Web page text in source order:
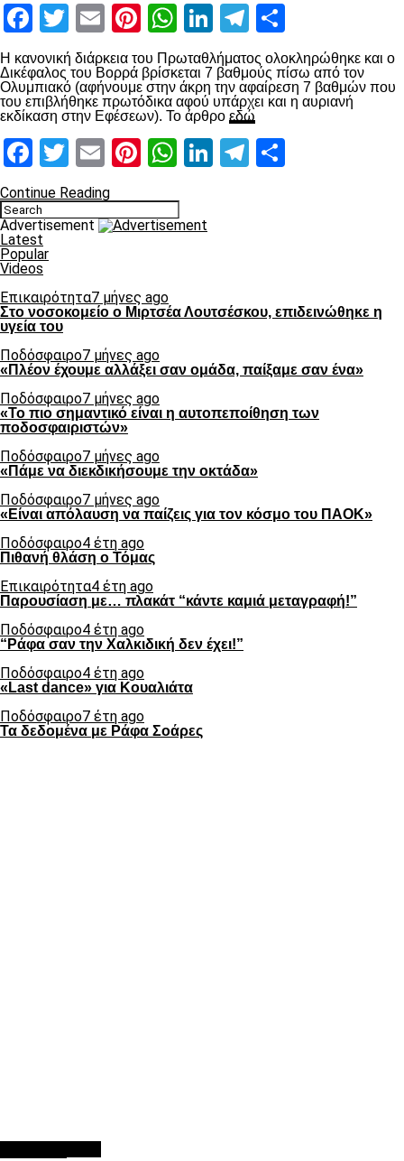
Facebook
Twitter
EmailPinterest
WhatsApp
LinkedIn
Telegram
Η κανονική διάρκεια του Πρωταθλήματος ολοκληρώθηκε και ο
Δικέφαλος του Βορρά βρίσκεται 7 βαθμούς πίσω από τον
Ολυμπιακό (αφήνουμε στην άκρη την αφαίρεση 7 βαθμών που
του επιβλήθηκε πρωτόδικα αφού υπάρχει και η αυριανή
εκδίκαση στην Εφέσεων). Το άρθρο εδώ
Facebook
Twitter
EmailPinterest
WhatsApp
LinkedIn
Telegram
Continue Reading
Advertisement
Latest
Popular
Videos
Επικαιρότητα7 μήνες ago
Στο νοσοκομείο ο Μιρτσέα Λουτσέσκου, επιδεινώθηκε η
υγεία του
Ποδόσφαιρο7 μήνες ago
«Πλέον έχουμε αλλάξει σαν ομάδα, παίξαμε σαν ένα»
Ποδόσφαιρο7 μήνες ago
«Το πιο σημαντικό είναι η αυτοπεποίθηση των
ποδοσφαιριστών»
Ποδόσφαιρο7 μήνες ago
«Πάμε να διεκδικήσουμε την οκτάδα»
Ποδόσφαιρο7 μήνες ago
«Είναι απόλαυση να παίζεις για τον κόσμο του ΠΑΟΚ»
Ποδόσφαιρο4 έτη ago
Πιθανή θλάση ο Τόμας
Επικαιρότητα4 έτη ago
Παρουσίαση με… πλακάτ “κάντε καμιά μεταγραφή!”
Ποδόσφαιρο4 έτη ago
“Ράφα σαν την Χαλκιδική δεν έχει!”
Ποδόσφαιρο4 έτη ago
«Last dance» για Κουαλιάτα
Ποδόσφαιρο7 έτη ago
Τα δεδομένα με Ράφα Σοάρες